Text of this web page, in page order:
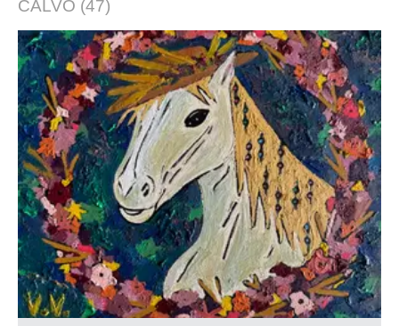
CALVO (47)